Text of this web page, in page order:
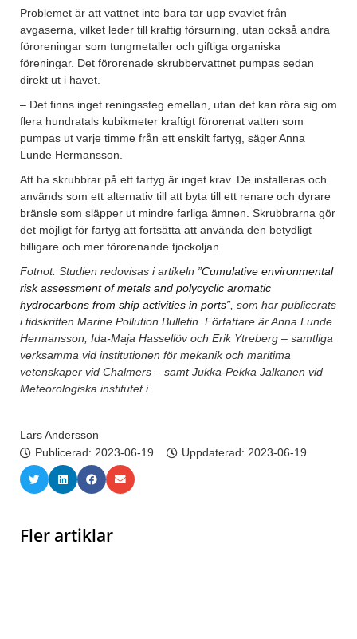
Problemet är att vattnet inte bara tar upp svavlet från
avgaserna, vilket leder till kraftig försurning, utan också andra
föroreningar som tungmetaller och giftiga organiska
föreningar. Det förorenade skrubbervattnet pumpas sedan
direkt ut i havet.
– Det finns inget reningssteg emellan, utan det kan röra sig om
flera hundratals kubikmeter kraftigt förorenat vatten som
pumpas ut varje timme från ett enskilt fartyg, säger Anna
Lunde Hermansson.
Att ha skrubbrar på ett fartyg är inget krav. De installeras och
används som ett alternativ till att byta till ett renare och dyrare
bränsle som släpper ut mindre farliga ämnen. Skrubbrarna gör
det möjligt för fartyg att fortsätta att använda den betydligt
billigare och mer förorenande tjockoljan.
Fotnot: Studien redovisas i artikeln ”Cumulative environmental
risk assessment of metals and polycyclic aromatic
hydrocarbons from ship activities in ports”, som har publicerats
i tidskriften Marine Pollution Bulletin. Författare är Anna Lunde
Hermansson, Ida-Maja Hassellöv och Erik Ytreberg – samtliga
verksamma vid institutionen för mekanik och maritima
vetenskaper vid Chalmers – samt Jukka-Pekka Jalkanen vid
Meteorologiska institutet i
Lars Andersson
Publicerad: 2023-06-19 Uppdaterad: 2023-06-19
Fler artiklar